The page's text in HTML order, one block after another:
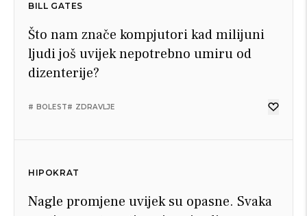
BILL GATES
Što nam znače kompjutori kad milijuni
ljudi još uvijek nepotrebno umiru od
dizenterije?
# BOLEST# ZDRAVLJE
HIPOKRAT
Nagle promjene uvijek su opasne. Svaka